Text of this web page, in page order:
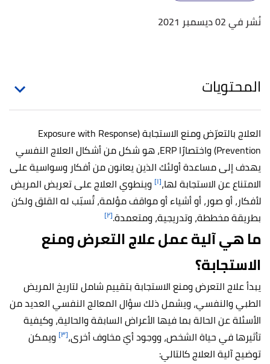
نُشر في 02 ديسمبر 2021
المحتويات
العلاج بالتعرّض ومنع الاستجابة (Exposure with Response
Prevention) واختصارًا ERP، هو شكل من أشكال العلاج النفسي
يهدف إلى مساعدة أولئك الذين يعانون من أفكار وسواسية على
الامتناع عن الاستجابة لها،[١] وينطوي العلاج على تعريض المريض
لأفكار، أو صور، أو أشياء أو مواقف مؤلمة، تُسبّب له القلق ولكن
بطريقة مخططة، وتدريجية، ومتعمدة.[٢]
ما هي آلية عمل علاج التعرض ومنع
الاستجابة؟
يبدأ علاج التعرض ومنع الاستجابة بتقييم شامل لتاريخ المريض
الطبي والنفسي، ويشمل ذلك سؤال المعالج النفسي العديد من
الأسئلة عن الحالة بما فيها الأعراض السابقة والحالية، وكيفية
تأثيرها في حياة الشخص، ووجود أيّ مخاوف أخرى،[٣]
ويمكن
توضيح آلية العلاج كالتالي: